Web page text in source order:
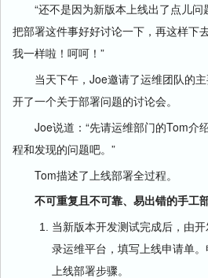
“还不是因为新版本上线出了点儿问
把部署这件事好好讨论一下，再这样下
我一样啦！呵呵！”
当天下午，Joe邀请了运维团队的主
开了一个关于部署问题的讨论会。
Joe说道：“先请运维部门的Tom介
程和发现的问题吧。”
Tom描述了上线部署全过程。
不可重复且不可靠、易出错的手工
当新版本开发测试完成后，由
录运维平台，填写上线申请单
上线部署步骤。